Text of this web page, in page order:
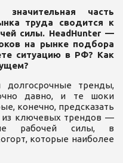
часть
труда сводится к
силы. HeadHunter —
на рынке подбора
ситуацию в РФ? Как
тренды,
давно, и те шоки
конечно, предсказать
ключевых трендов —
рабочей силы, в
которые наиболее